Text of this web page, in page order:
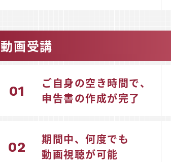
動画受講
01
ご自身の空き時間で、
申告書の作成が完了
02
期間中、何度でも
動画視聴が可能